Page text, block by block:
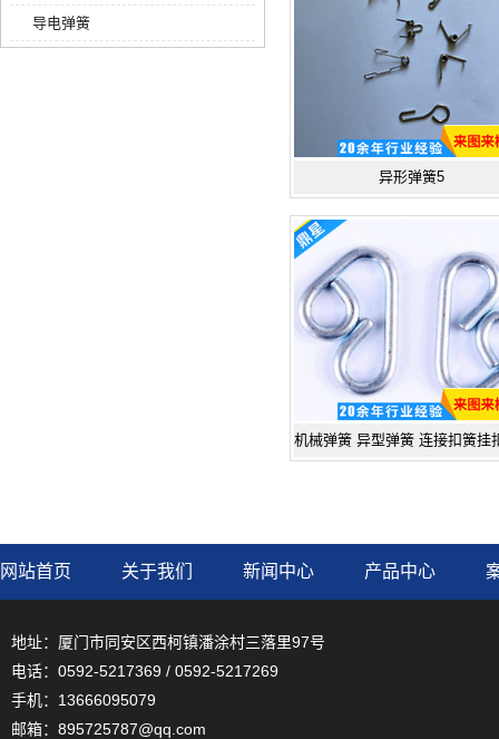
导电弹簧
异形弹簧5
网站首页 关于我们 新闻中心 产品中心
地址：厦门市同安区西柯镇潘涂村三落里97号
电话：0592-5217369 / 0592-5217269
手机：13666095079
邮箱：895725787@qq.com